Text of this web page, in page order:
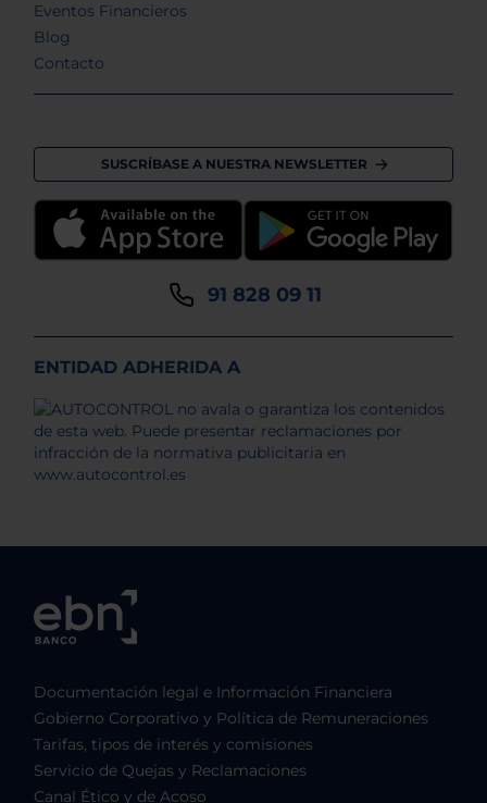
Eventos Financieros
Blog
Contacto
SUSCRÍBASE A NUESTRA NEWSLETTER
91 828 09 11
ENTIDAD ADHERIDA A
Documentación legal e Información Financiera
Gobierno Corporativo y Política de Remuneraciones
Tarifas, tipos de interés y comisiones
Servicio de Quejas y Reclamaciones
Canal Ético y de Acoso